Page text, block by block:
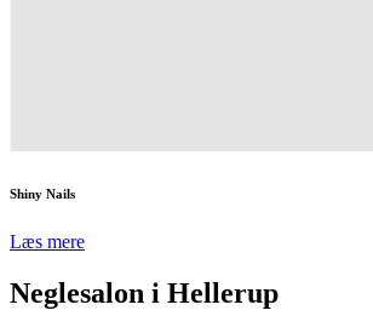
Shiny Nails
Læs mere
Neglesalon i Hellerup